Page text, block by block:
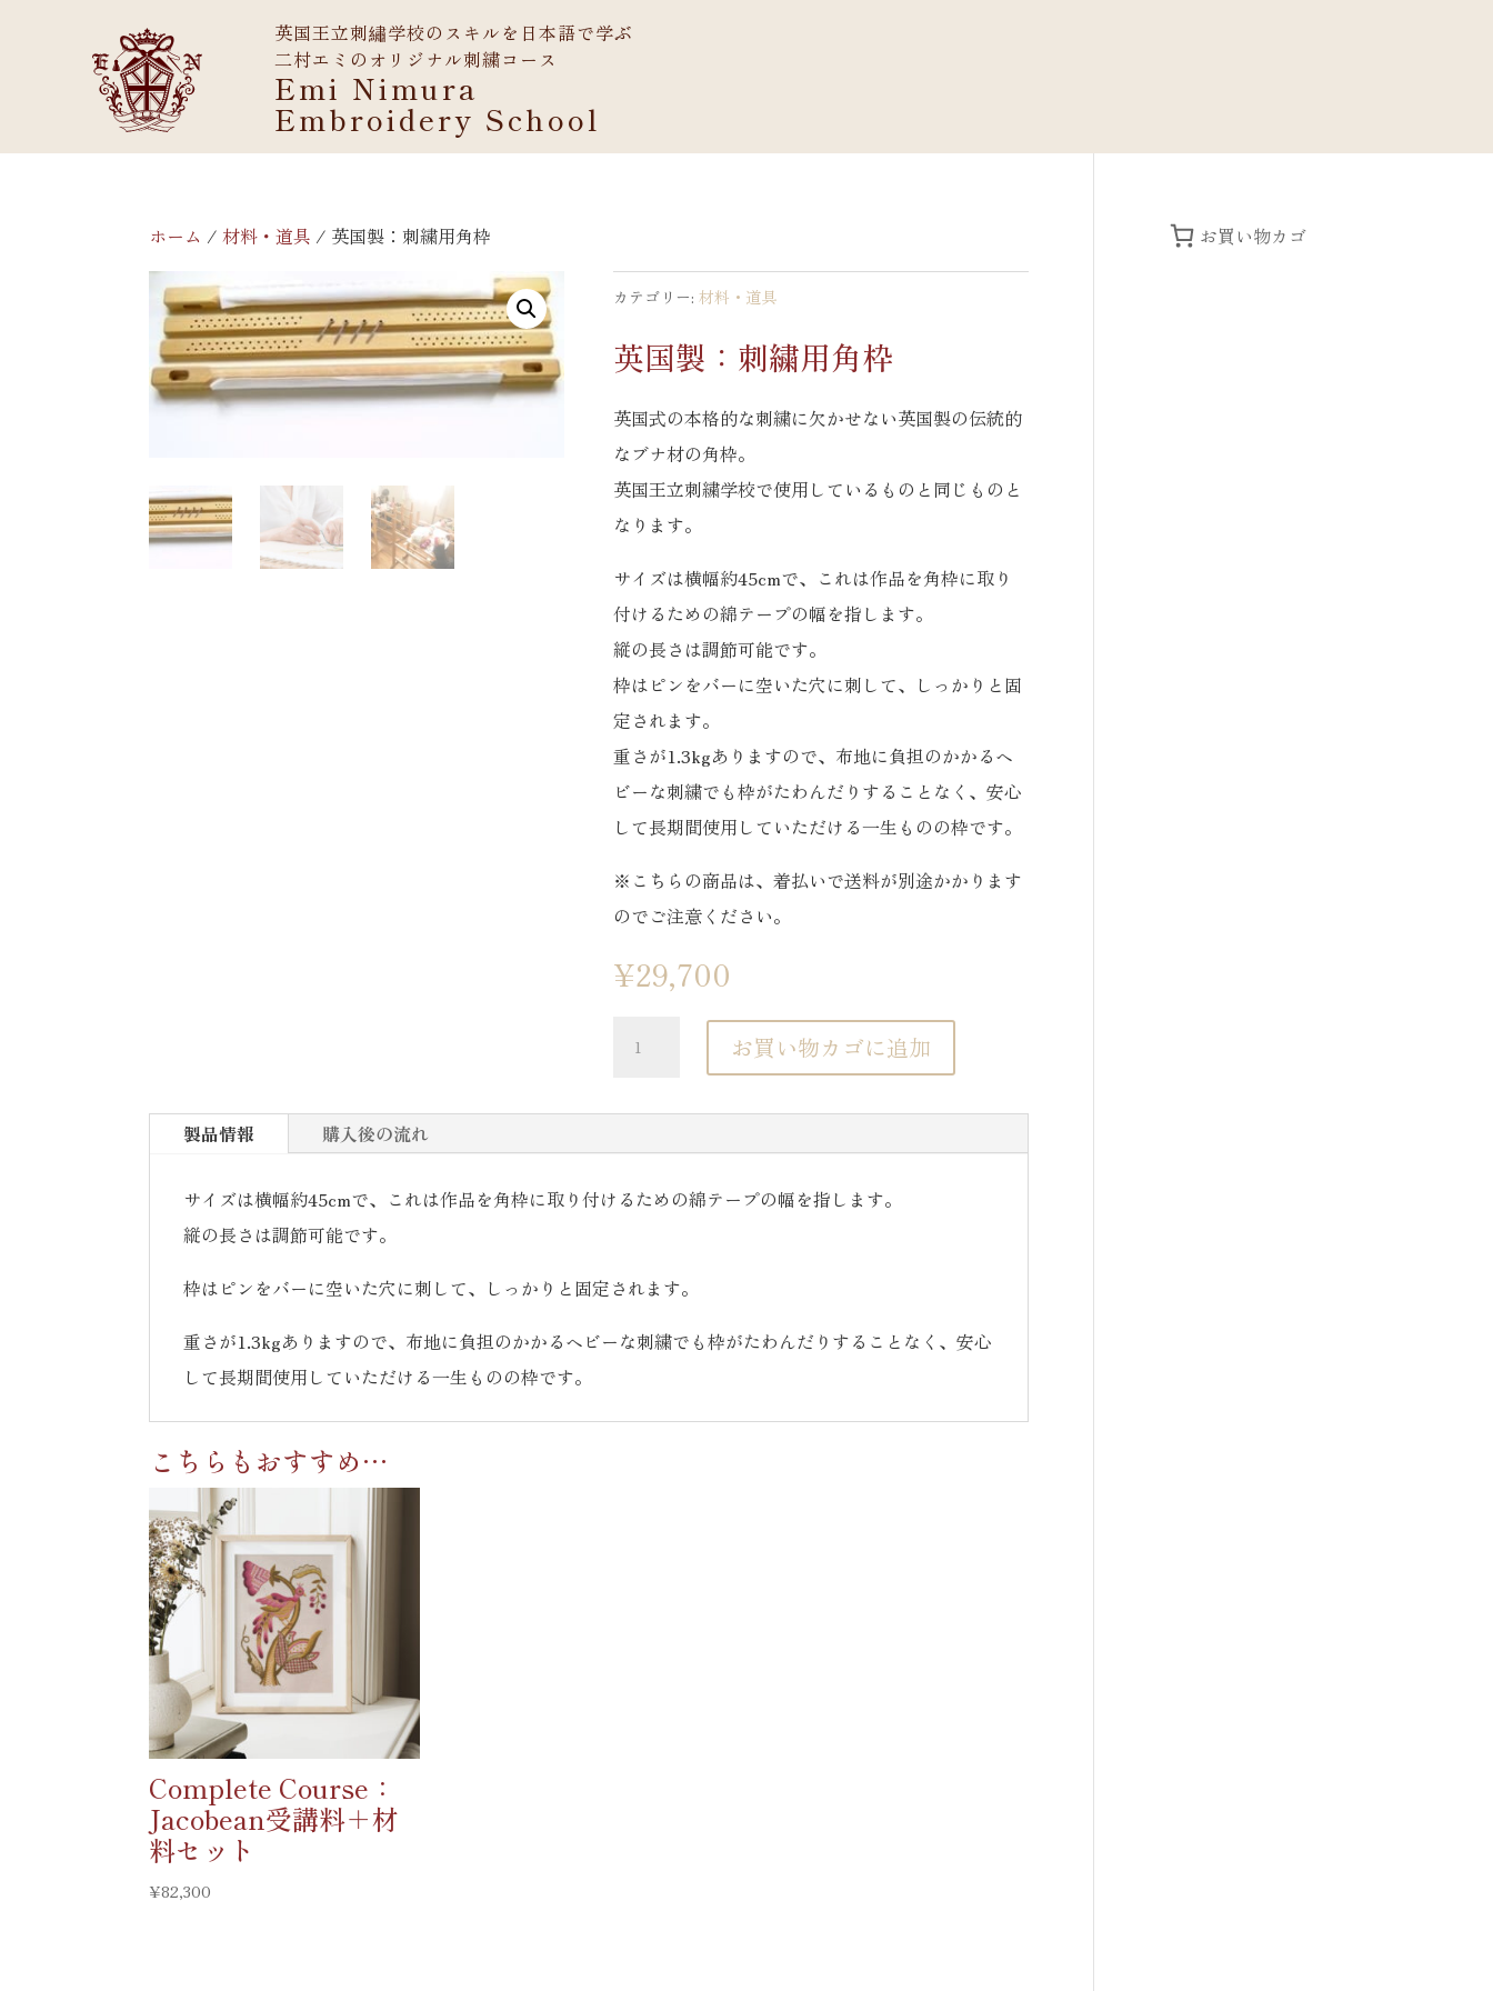
英国王立刺繡学校のスキルを日本語で学ぶ
二村エミのオリジナル刺繍コース
Emi Nimura
Embroidery School
ホーム /材料・道具 / 英国製：刺繍用角枠
カテゴリー: 材料・道具
英国製：刺繍用角枠
英国式の本格的な刺繍に欠かせない英国製の伝統的
なブナ材の角枠。
英国王立刺繍学校で使用しているものと同じものと
なります。
サイズは横幅約45cmで、これは作品を角枠に取り
付けるための綿テープの幅を指します。
縦の長さは調節可能です。
枠はピンをバーに空いた穴に刺して、しっかりと固
定されます。
重さが1.3kgありますので、布地に負担のかかるヘ
ビーな刺繍でも枠がたわんだりすることなく、安心
して長期間使用していただける一生ものの枠です。
※こちらの商品は、着払いで送料が別途かかります
のでご注意ください。
¥29,700
用
枠
お買い物カゴに追加
製品情報 購入後の流れ
サイズは横幅約45cmで、これは作品を角枠に取り付けるための綿テープの幅を指します。
縦の長さは調節可能です。
枠はピンをバーに空いた穴に刺して、しっかりと固定されます。
重さが1.3kgありますので、布地に負担のかかるヘビーな刺繍でも枠がたわんだりすることなく、安心
して長期間使用していただける一生ものの枠です。
こちらもおすすめ…
Complete Course：
Jacobean受講料＋材
料セット
¥82,300
お買い物カゴ